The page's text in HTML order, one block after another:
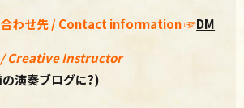
わせ先 / Contact information☞DM
Creative Instructor
演奏ブログに?)